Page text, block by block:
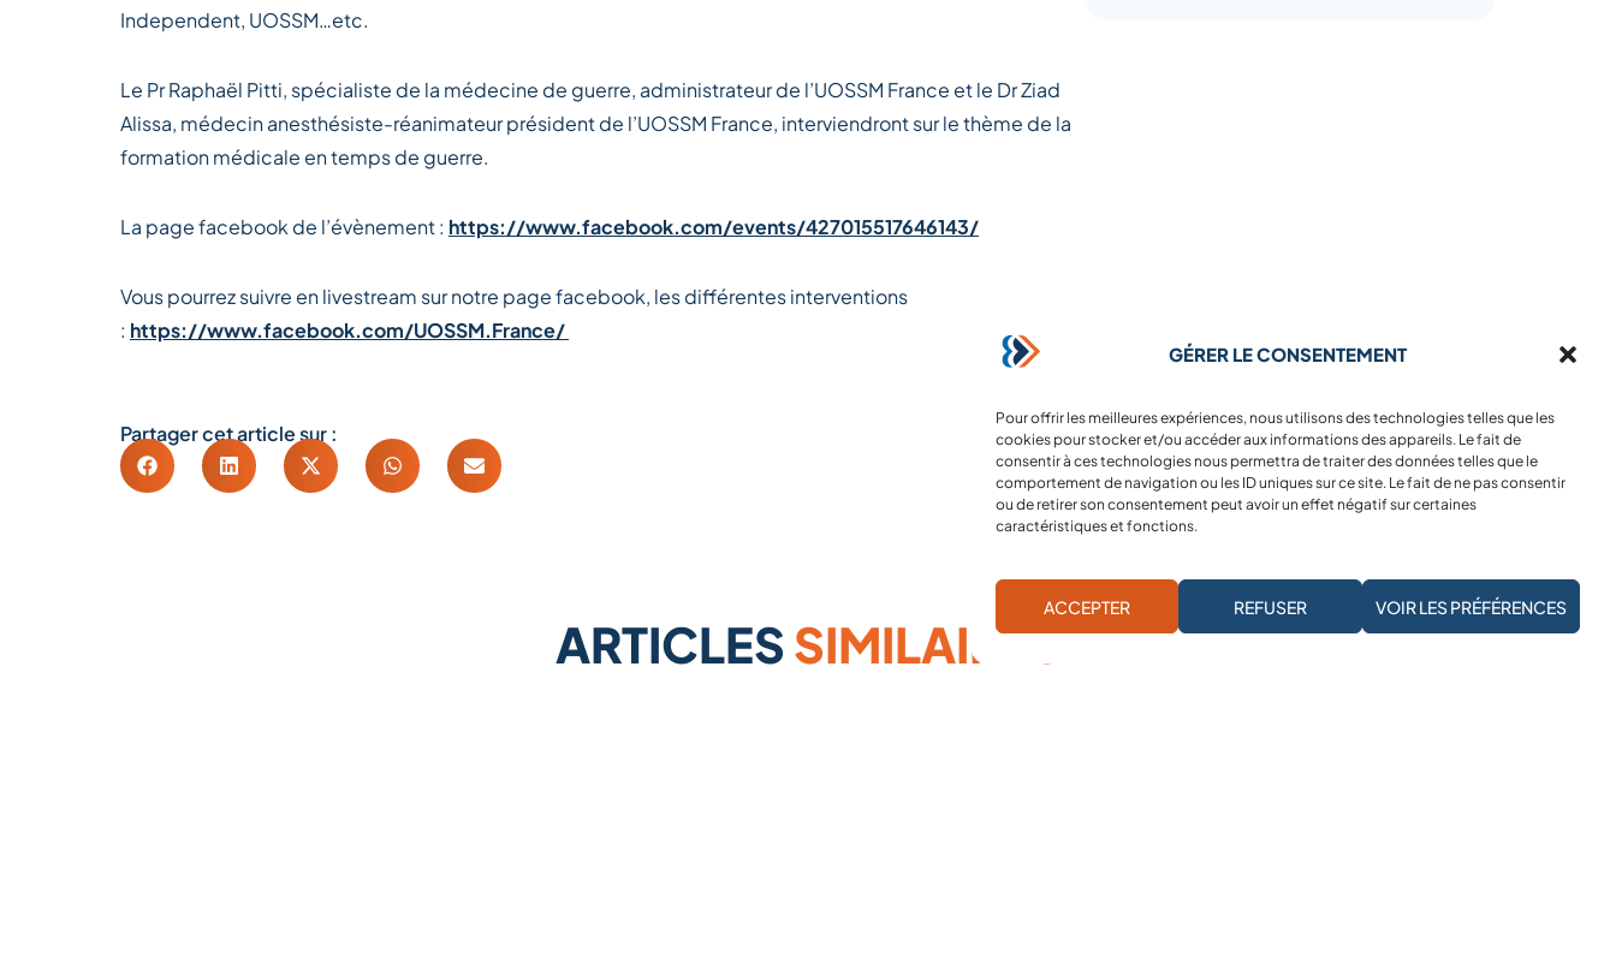
GÉRER LE CONSENTEMENT
Pour offrir les meilleures expériences, nous utilisons des technologies telles que les
cookies pour stocker et/ou accéder aux informations des appareils. Le fait de
consentir à ces technologies nous permettra de traiter des données telles que le
comportement de navigation ou les ID uniques sur ce site. Le fait de ne pas consentir
ou de retirer son consentement peut avoir un effet négatif sur certaines
caractéristiques et fonctions.
ACCEPTER REFUSER VOIR LES PRÉFÉRENCES
JE M'ABONNE À LA NEWSLETTER
Independent, UOSSM…etc.
Le Pr Raphaël Pitti, spécialiste de la médecine de guerre, administrateur de l’UOSSM France et le Dr Ziad
Alissa, médecin anesthésiste-réanimateur président de l’UOSSM France, interviendront sur le thème de la
formation médicale en temps de guerre.
La page facebook de l’évènement : https://www.facebook.com/events/427015517646143/
Vous pourrez suivre en livestream sur notre page facebook, les différentes interventions
: https://www.facebook.com/UOSSM.France/
Partager cet article sur :
ARTICLESSIMILAIRES